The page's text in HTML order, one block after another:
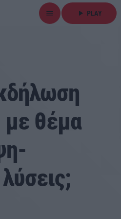
menu play_arrow PLAY
close
θέμα